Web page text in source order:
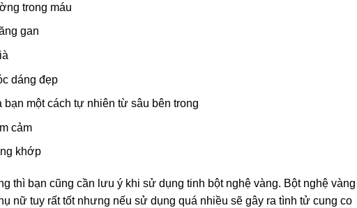
trong máu
gan
dáng đẹp
bạn một cách tự nhiên từ sâu bên trong
cảm
khớp
thì bạn cũng cần lưu ý khi sử dụng tinh bột nghệ vàng. Bột nghệ vàng
nữ tuy rất tốt nhưng nếu sử dụng quá nhiều sẽ gây ra tình tử cung co